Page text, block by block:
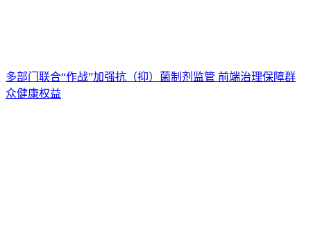
多部门联合“作战”加强抗（抑）菌制剂监管 前端治理保障群
众健康权益